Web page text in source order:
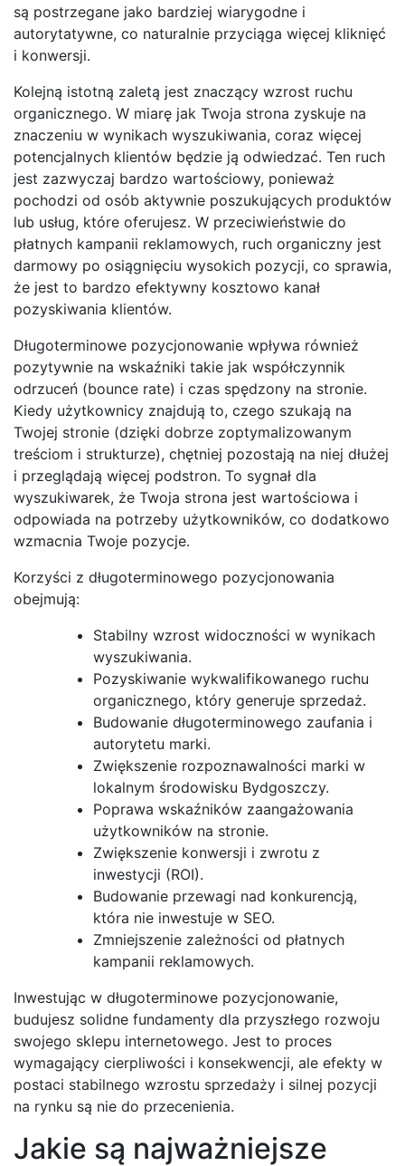
są postrzegane jako bardziej wiarygodne i
autorytatywne, co naturalnie przyciąga więcej kliknięć
i konwersji.
Kolejną istotną zaletą jest znaczący wzrost ruchu
organicznego. W miarę jak Twoja strona zyskuje na
znaczeniu w wynikach wyszukiwania, coraz więcej
potencjalnych klientów będzie ją odwiedzać. Ten ruch
jest zazwyczaj bardzo wartościowy, ponieważ
pochodzi od osób aktywnie poszukujących produktów
lub usług, które oferujesz. W przeciwieństwie do
płatnych kampanii reklamowych, ruch organiczny jest
darmowy po osiągnięciu wysokich pozycji, co sprawia,
że jest to bardzo efektywny kosztowo kanał
pozyskiwania klientów.
Długoterminowe pozycjonowanie wpływa również
pozytywnie na wskaźniki takie jak współczynnik
odrzuceń (bounce rate) i czas spędzony na stronie.
Kiedy użytkownicy znajdują to, czego szukają na
Twojej stronie (dzięki dobrze zoptymalizowanym
treściom i strukturze), chętniej pozostają na niej dłużej
i przeglądają więcej podstron. To sygnał dla
wyszukiwarek, że Twoja strona jest wartościowa i
odpowiada na potrzeby użytkowników, co dodatkowo
wzmacnia Twoje pozycje.
Korzyści z długoterminowego pozycjonowania
obejmują:
Stabilny wzrost widoczności w wynikach
wyszukiwania.
Pozyskiwanie wykwalifikowanego ruchu
organicznego, który generuje sprzedaż.
Budowanie długoterminowego zaufania i
autorytetu marki.
Zwiększenie rozpoznawalności marki w
lokalnym środowisku Bydgoszczy.
Poprawa wskaźników zaangażowania
użytkowników na stronie.
Zwiększenie konwersji i zwrotu z
inwestycji (ROI).
Budowanie przewagi nad konkurencją,
która nie inwestuje w SEO.
Zmniejszenie zależności od płatnych
kampanii reklamowych.
Inwestując w długoterminowe pozycjonowanie,
budujesz solidne fundamenty dla przyszłego rozwoju
swojego sklepu internetowego. Jest to proces
wymagający cierpliwości i konsekwencji, ale efekty w
postaci stabilnego wzrostu sprzedaży i silnej pozycji
na rynku są nie do przecenienia.
Jakie są najważniejsze